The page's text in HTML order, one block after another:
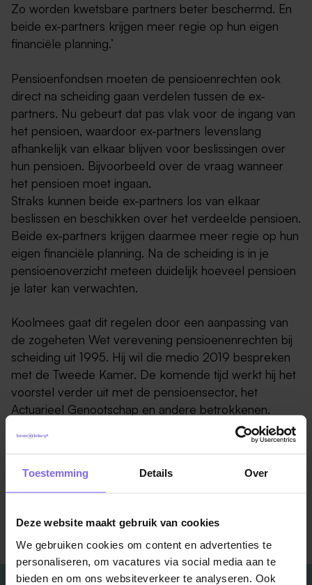
Toestemming Details Over
Deze website maakt gebruik van cookies
We gebruiken cookies om content en advertenties te
personaliseren, om vacatures via social media aan te
bieden en om ons websiteverkeer te analyseren. Ook
Zo worden kwetsbare partners beter beschermd. En
beide ex-partners krijgen meer regie op hun eigen
financiële planning.’
Pensioenfondsen moeten de pensioenrechten ook
direct na scheiding gaan verdelen tussen de ex-
partners. Nu gebeurt dat pas vlak voor de ingang van
het pensioen, waardoor ex-partners levenslang
afhankelijk van elkaar blijven voor beslissingen over
hun pensioen. Bijvoorbeeld over de vraag wanneer
het pensioen moet ingaan.
Straks kunnen beide ex-partners los van elkaar
beslissen en beschikken over het verdeelde pensioen.
Beide ex-partners krijgen daarmee meer regie op hun
eigen financiële planning. Na de scheiding is in je
pensioenoverzicht meteen duidelijk hoeveel pensioen
je later kan verwachten.
Koolmees gaat dit regelen door een aanpassing van
de zogeheten Wet verevening pensioenenrechten bij
scheiding uit 1995. Hij wil die medio 2019 bespreken
met de Tweede Kamer. De komende tijd werkt hij het
voorstel verder uit met de pensioensector, het
Actuarieel Genootschap en andere betrokkenen.
Bron : allesoverhr.nl
Terug naar alle items